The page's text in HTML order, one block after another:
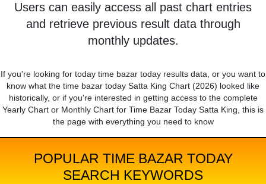
Users can easily access all past chart entries
and retrieve previous result data through
monthly updates.
If you're looking for today time bazar today results data, or you want to
know what the time bazar today Satta King Chart (2026) looked like
historically, or if you're interested in getting access to the complete
Yearly Chart or Monthly Chart for Time Bazar Today Satta King, this is
the page with everything you need to know
POPULAR TIME BAZAR TODAY
SEARCH KEYWORDS